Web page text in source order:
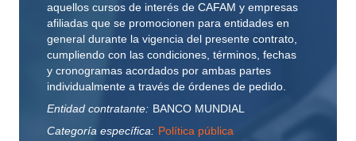
aquellos cursos de interés de CAFAM y empresas
afiliadas que se promocionen para entidades en
general durante la vigencia del presente contrato,
cumpliendo con las condiciones, términos, fechas
y cronogramas acordados por ambas partes
individualmente a través de órdenes de pedido.
Entidad contratante: BANCO MUNDIAL
Categoría específica: Política pública